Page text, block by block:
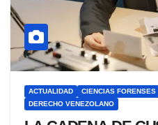
ACTUALIDAD CIENCIAS FORENSES
DERECHO VENEZOLANO